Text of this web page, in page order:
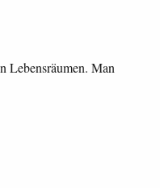
Lebensräumen. Man